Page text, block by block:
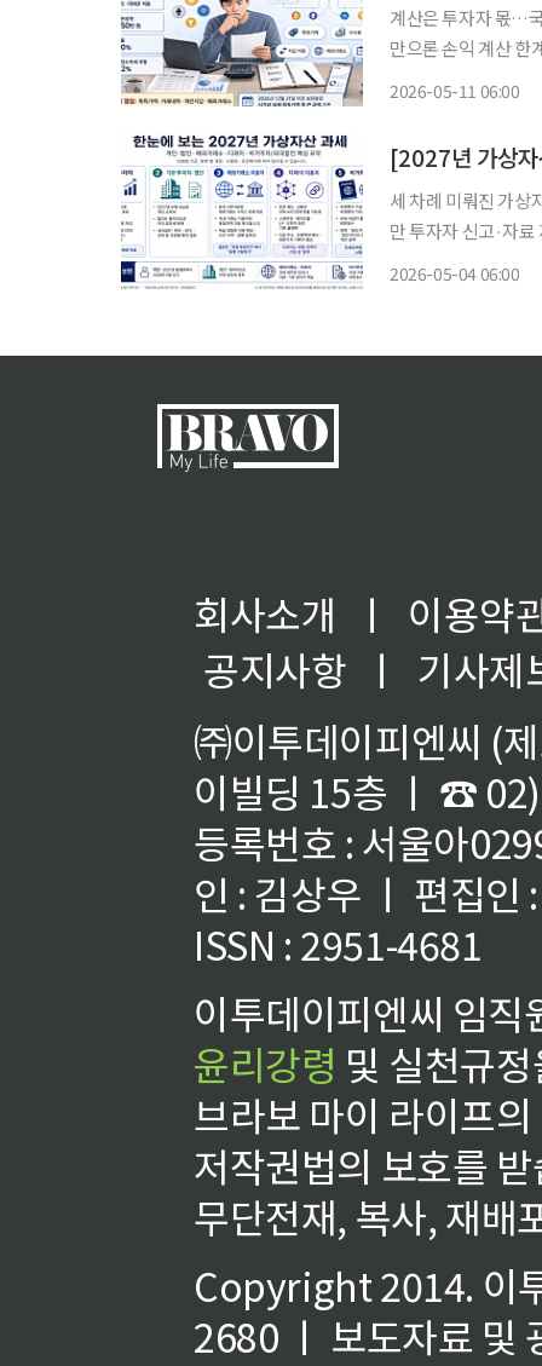
계산은 투자자 몫…
만으론 손익 계산 한
2026-05-11 06:00
[2027년 가상
세 차례 미뤄진 가상
만 투자자 신고·자
2026-05-04 06:00
회사소개 ㅣ
이용약
공지사항
ㅣ
기사제
㈜이투데이피엔씨 (
이빌딩 15층 ㅣ ☎
등록번호 : 서울아
인 : 김상우 ㅣ 편집인
ISSN : 2951-4681
이투데이피엔씨 임
윤리강령 및 실천규
브라보 마이 라이프
저작권법의 보호를
무단전재, 복사, 재배
Copyright 2014. 이
2680 ㅣ 보도자료